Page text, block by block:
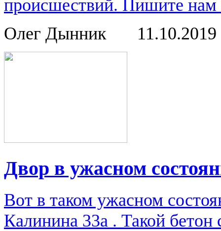
происшествий. Пишите нам
Олег Дынник
11.10.2019
Двор в ужасном
Вот в таком ужасном
Калинина 33а . Такой